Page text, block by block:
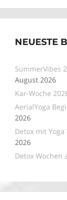
NEUESTE
SummerVibes
August 2026
Kar-Woche
AerialYoga
2026
Detox mit
2026
Detox Wochen